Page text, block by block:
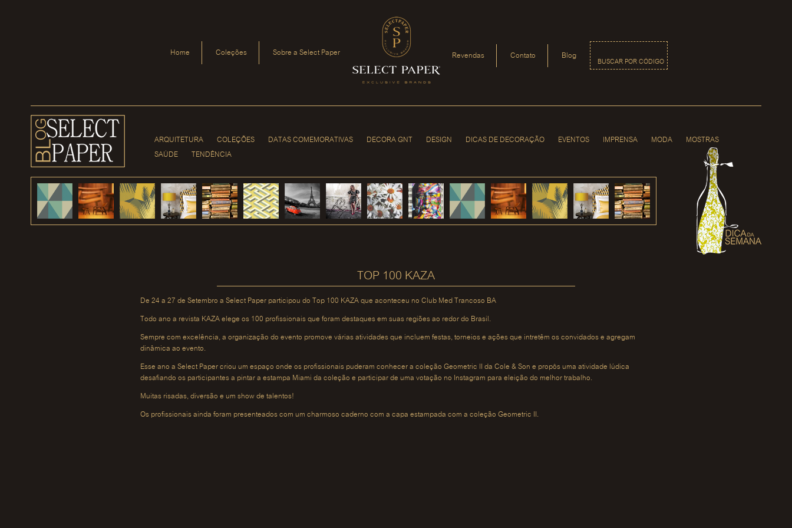
Home Coleções Sobre a Select Paper Revendas Contato Blog BUSCAR POR CÓDIGO
ARQUITETURA COLEÇÕES DATAS COMEMORATIVAS DECORA GNT DESIGN DICAS DE DECORAÇÃO EVENTOS IMPRENSA MODA
MOSTRAS
SAÚDE
TENDÊNCIA
TOP 100 KAZA
De 24 a 27 de Setembro a Select Paper participou do Top 100 KAZA que aconteceu no Club Med Trancoso BA
Todo ano a revista KAZA elege os 100 profissionais que foram destaques em suas regiões ao redor do Brasil.
Sempre com excelência, a organização do evento promove várias atividades que incluem festas, torneios e ações que intretêm os convidados e agregam
dinâmica ao evento.
Esse ano a Select Paper criou um espaço onde os profissionais puderam conhecer a coleção Geometric II da Cole & Son e propôs uma atividade lúdica
desafiando os participantes a pintar a estampa Miami da coleção e participar de uma votação no Instagram para eleição do melhor trabalho.
Muitas risadas, diversão e um show de talentos!
Os profissionais ainda foram presenteados com um charmoso caderno com a capa estampada com a coleção Geometric II.